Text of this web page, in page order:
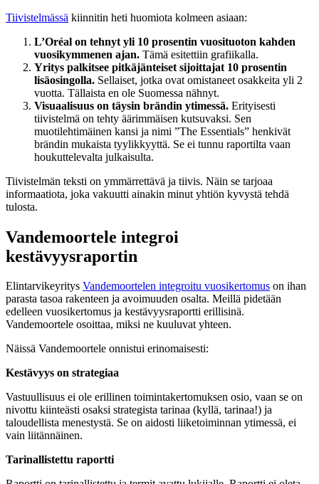
Tiivistelmässä kiinnitin heti huomiota kolmeen asiaan:
L’Oréal on tehnyt yli 10 prosentin vuosituoton kahden
vuosikymmenen ajan. Tämä esitettiin grafiikalla.
Yritys palkitsee pitkäjänteiset sijoittajat 10 prosentin
lisäosingolla. Sellaiset, jotka ovat omistaneet osakkeita yli 2
vuotta. Tällaista en ole Suomessa nähnyt.
Visuaalisuus on täysin brändin ytimessä. Erityisesti
tiivistelmä on tehty äärimmäisen kutsuvaksi. Sen
muotilehtimäinen kansi ja nimi ”The Essentials” henkivät
brändin mukaista tyylikkyyttä. Se ei tunnu raportilta vaan
houkuttelevalta julkaisulta.
Tiivistelmän teksti on ymmärrettävä ja tiivis. Näin se tarjoaa
informaatiota, joka vakuutti ainakin minut yhtiön kyvystä tehdä
tulosta.
Vandemoortele integroi
kestävyysraportin
Elintarvikeyritys Vandemoortelen integroitu vuosikertomus on ihan
parasta tasoa rakenteen ja avoimuuden osalta. Meillä pidetään
edelleen vuosikertomus ja kestävyysraportti erillisinä.
Vandemoortele osoittaa, miksi ne kuuluvat yhteen.
Näissä Vandemoortele onnistui erinomaisesti:
Kestävyys on strategiaa
Vastuullisuus ei ole erillinen toimintakertomuksen osio, vaan se on
nivottu kiinteästi osaksi strategista tarinaa (kyllä, tarinaa!) ja
taloudellista menestystä. Se on aidosti liiketoiminnan ytimessä, ei
vain liitännäinen.
Tarinallistettu raportti